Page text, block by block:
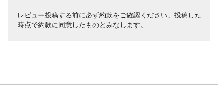
レビュー投稿する前に必ず約款をご確認ください。投稿した
時点で約款に同意したものとみなします。